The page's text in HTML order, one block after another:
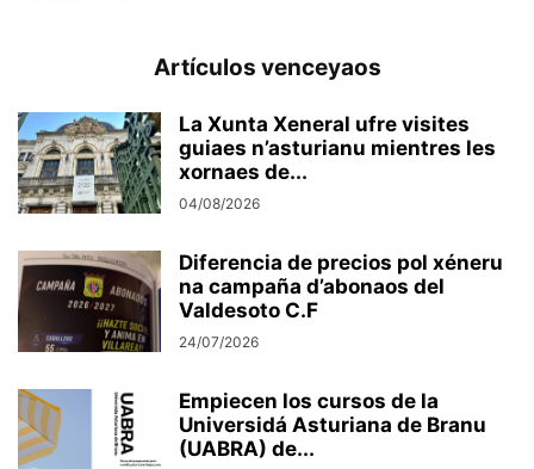
Artículos venceyaos
La Xunta Xeneral ufre visites
guiaes n’asturianu mientres les
xornaes de...
04/08/2026
Diferencia de precios pol xéneru
na campaña d’abonaos del
Valdesoto C.F
24/07/2026
Empiecen los cursos de la
Universidá Asturiana de Branu
(UABRA) de...